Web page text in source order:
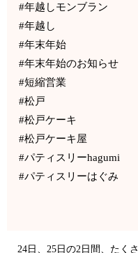
#年越しモンブラン
#年越し
#年末年始
#年末年始のお知らせ
#短縮営業
#松戸
#松戸ケーキ
#松戸ケーキ屋
#パティスリーhagumi
#パティスリーはぐみ
24日、25日の2日間、たく